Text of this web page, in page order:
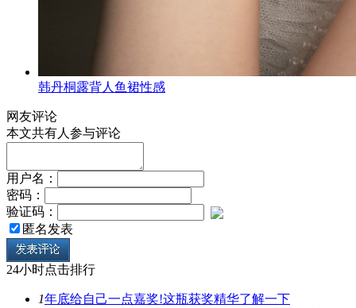
韩丹桐露背人鱼裙性感
网友评论
本文共有人参与评论
用户名：
密码：
验证码：
匿名发表
24小时点击排行
1年底给自己一点嘉奖!这瓶获奖精华了解一下